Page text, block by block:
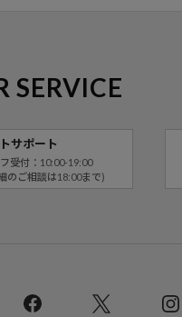
SERVICE
サポート
受付：10:00-19:00
のご相談は18:00まで)